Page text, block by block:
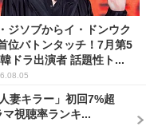
ジソブからイ・ドンウク
位バトンタッチ！7月第5
ドラ出演者 話題性ト...
妻キラー」初回7%超
視聴率ランキ...